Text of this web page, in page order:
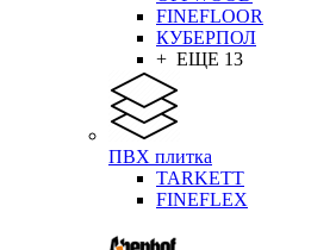
FINEFLOOR
КУБЕРПОЛ
+ ЕЩЕ 13
ПВХ плитка
TARKETT
FINEFLEX